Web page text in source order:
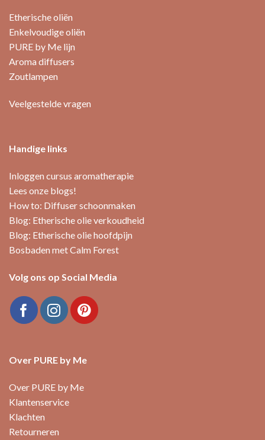
Etherische oliën
Enkelvoudige oliën
PURE by Me lijn
Aroma diffusers
Zoutlampen
Veelgestelde vragen
Handige links
Inloggen cursus aromatherapie
Lees onze blogs!
How to: Diffuser schoonmaken
Blog: Etherische olie verkoudheid
Blog: Etherische olie hoofdpijn
Bosbaden met Calm Forest
Volg ons op Social Media
Over PURE by Me
Over PURE by Me
Klantenservice
Klachten
Retourneren